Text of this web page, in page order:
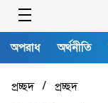
অপরাধ অর্থনীতি
প্রচ্ছদ/ প্রচ্ছদ